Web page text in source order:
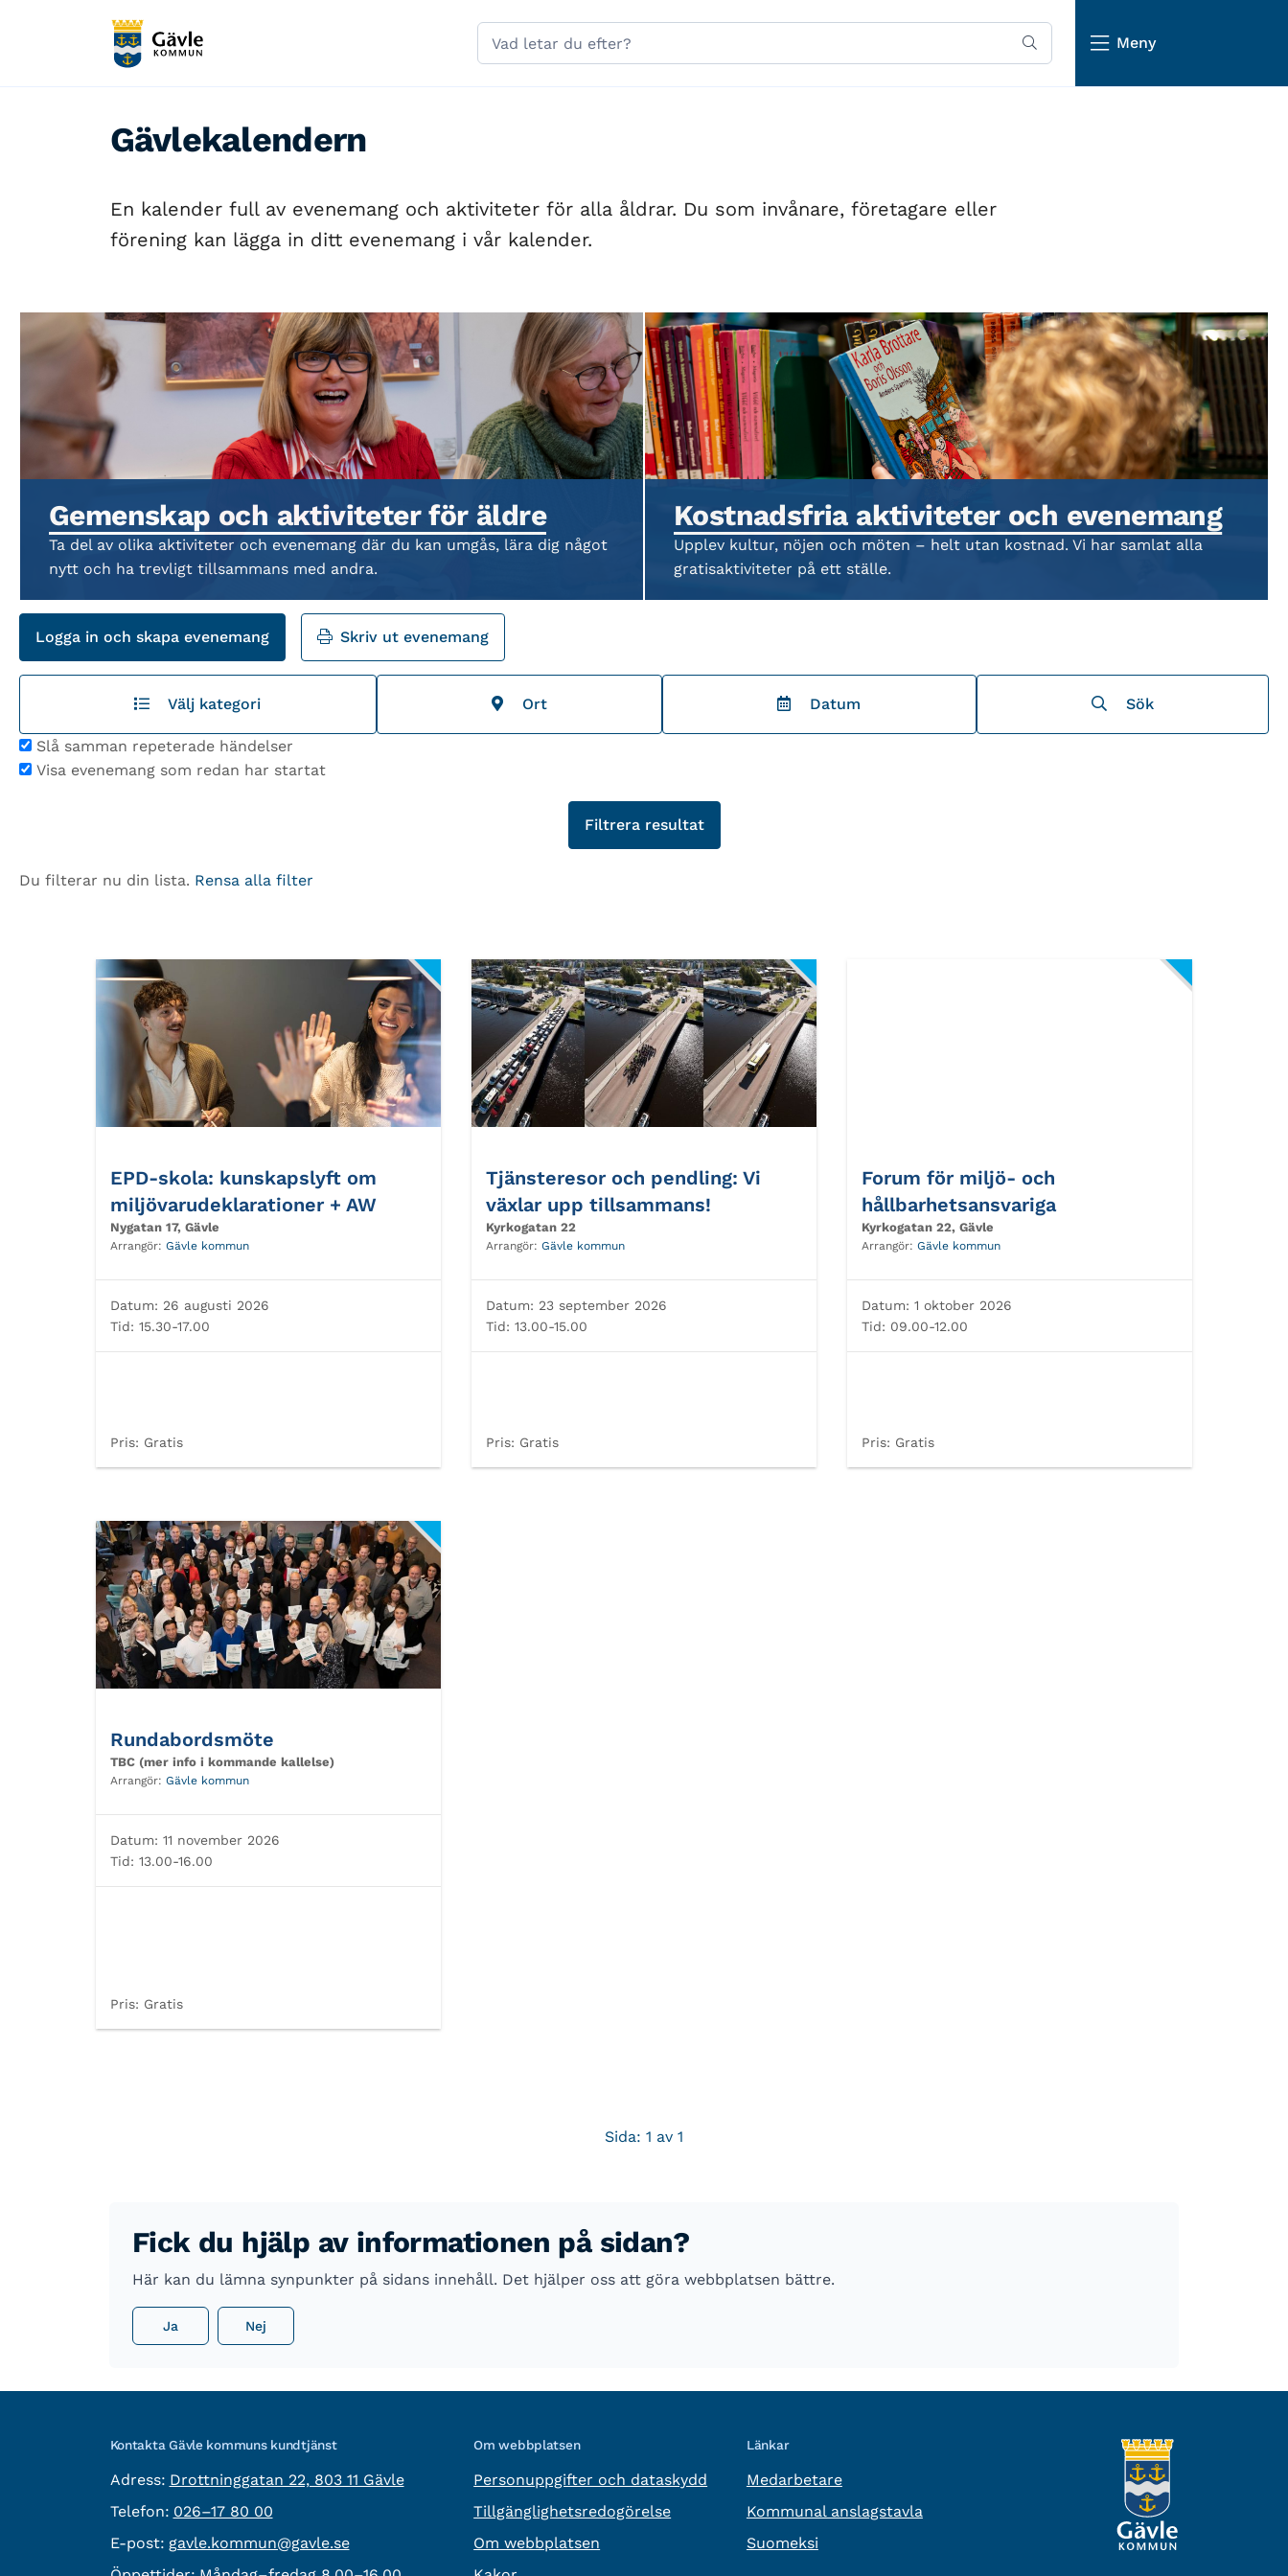
Sök
på
Meny
Gävlekalendern
En kalender full av evenemang och aktiviteter för alla åldrar. Du som invånare, företagare eller
förening kan lägga in ditt evenemang i vår kalender.
Gemenskap och aktiviteter för äldre
Ta del av olika aktiviteter och evenemang där du kan umgås, lära dig något
nytt och ha trevligt tillsammans med andra.
Kostnadsfria aktiviteter och evenemang
Upplev kultur, nöjen och möten – helt utan kostnad. Vi har samlat alla
gratisaktiviteter på ett ställe.
Logga in och skapa evenemang Skriv ut evenemang
Välj kategori Ort Datum Sök
Slå samman repeterade händelser
Visa evenemang som redan har startat
Du filterar nu din lista. Rensa alla filter
EPD-skola: kunskapslyft om
miljövarudeklarationer + AW
Nygatan 17, Gävle
Arrangör: Gävle kommun
Datum: 26 augusti 2026
Tid: 15.30-17.00
Pris: Gratis
Tjänsteresor och pendling: Vi
växlar upp tillsammans!
Kyrkogatan 22
Arrangör: Gävle kommun
Datum: 23 september 2026
Tid: 13.00-15.00
Pris: Gratis
Forum för miljö- och
hållbarhetsansvariga
Kyrkogatan 22, Gävle
Arrangör: Gävle kommun
Datum: 1 oktober 2026
Tid: 09.00-12.00
Pris: Gratis
Rundabordsmöte
TBC (mer info i kommande kallelse)
Arrangör: Gävle kommun
Datum: 11 november 2026
Tid: 13.00-16.00
Pris: Gratis
Sida: 1 av 1
Fick du hjälp av informationen på sidan?
Här kan du lämna synpunkter på sidans innehåll. Det hjälper oss att göra webbplatsen bättre.
Ja Nej
Kontakta Gävle kommuns kundtjänst
Adress: besöksadress:
Drottninggatan 22, 803 11 Gävle
Telefon: Telefon:
026–17 80 00
E-post: E-post:
gavle.kommun@gavle.se
Om webbplatsen
Personuppgifter och dataskydd
Tillgänglighetsredogörelse
Om webbplatsen
Länkar
Medarbetare
Kommunal anslagstavla
Suomeksi